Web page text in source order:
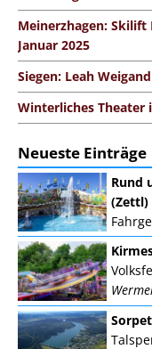
Meinerzhagen:
Januar 2025
Siegen: Leah
Winterliches Theater
Neueste Einträge
Rund
(Zettl)